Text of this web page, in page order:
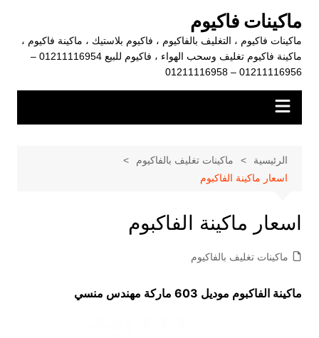
المحتوى
ماكينات فاكيوم
ماكينات فاكيوم ، التغليف بالفاكيوم ، فاكيوم بلاستيك ، ماكينة فاكيوم ،
ماكينة فاكيوم تغليف وسحب الهواء ، فاكيوم للبيع 01211116954 –
01211116956 – 01211116958
الرئيسية
ماكينات تغليف بالفاكيوم
اسعار ماكينة الفاكبوم
اسعار ماكينة الفاكبوم
ماكينات تغليف بالفاكيوم
ماكينة الفاكبوم موديل 603 ماركة مهندس منسي